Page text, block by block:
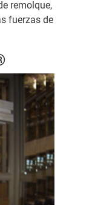
remolque,
fuerzas de